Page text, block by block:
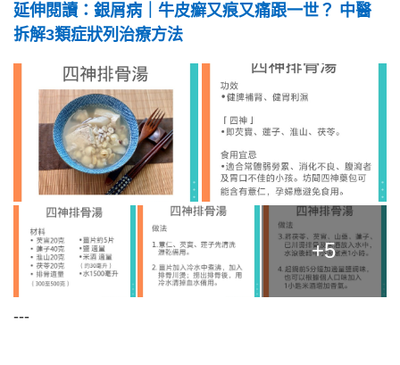
延伸閱讀：銀屑病｜牛皮癬又痕又痛跟一世？ 中醫
拆解3類症狀列治療方法
+5
---